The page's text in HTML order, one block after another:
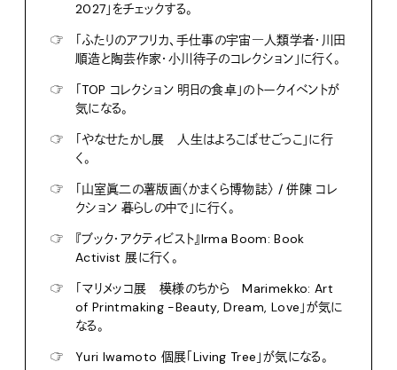
2027」をチェックする。
☞
「ふたりのアフリカ、手仕事の宇宙―人類学者・川田
順造と陶芸作家・小川待子のコレクション」に行く。
☞
「TOP コレクション 明日の食卓」のトークイベントが
気になる。
☞
「やなせたかし展 人生はよろこばせごっこ」に行
く。
☞
「山室眞二の薯版画〈かまくら博物誌〉 / 併陳 コレ
クション 暮らしの中で」に行く。
☞
『ブック・アクティビスト』Irma Boom: Book
Activist 展に行く。
☞
「マリメッコ展 模様のちから Marimekko: Art
of Printmaking -Beauty, Dream, Love」が気に
なる。
☞
Yuri Iwamoto 個展「Living Tree」が気になる。